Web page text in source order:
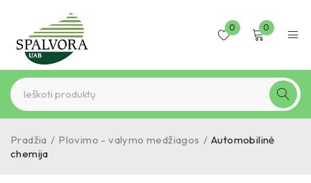
0 0
Pradžia / Plovimo - valymo medžiagos / Automobilinė
chemija